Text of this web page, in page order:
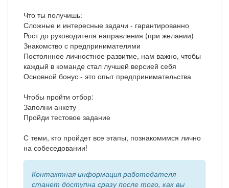
Что ты получишь:
Сложные и интересные задачи - гарантированно
Рост до руководителя направления (при желании)
Знакомство с предпринимателями
Постоянное личностное развитие, нам важно, чтобы
каждый в команде стал лучшей версией себя
Основной бонус - это опыт предпринимательства
Чтобы пройти отбор:
Заполни анкету
Пройди тестовое задание
С теми, кто пройдет все этапы, познакомимся лично
на собеседовании!
Контактная информация работодателя
станет доступна сразу после того, как вы